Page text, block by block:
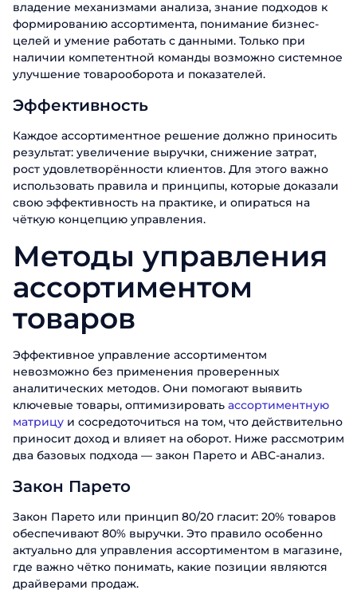
владение механизмами анализа, знание подходов к
формированию ассортимента, понимание бизнес-
целей и умение работать с данными. Только при
наличии компетентной команды возможно системное
улучшение товарооборота и показателей.
Эффективность
Каждое ассортиментное решение должно приносить
результат: увеличение выручки, снижение затрат,
рост удовлетворённости клиентов. Для этого важно
использовать правила и принципы, которые доказали
свою эффективность на практике, и опираться на
чёткую концепцию управления.
Методы управления
ассортиментом
товаров
Эффективное управление ассортиментом
невозможно без применения проверенных
аналитических методов. Они помогают выявить
ключевые товары, оптимизировать ассортиментную
матрицу и сосредоточиться на том, что действительно
приносит доход и влияет на оборот. Ниже рассмотрим
два базовых подхода — закон Парето и ABC-анализ.
Закон Парето
Закон Парето или принцип 80/20 гласит: 20% товаров
обеспечивают 80% выручки. Это правило особенно
актуально для управления ассортиментом в магазине,
где важно чётко понимать, какие позиции являются
драйверами продаж.